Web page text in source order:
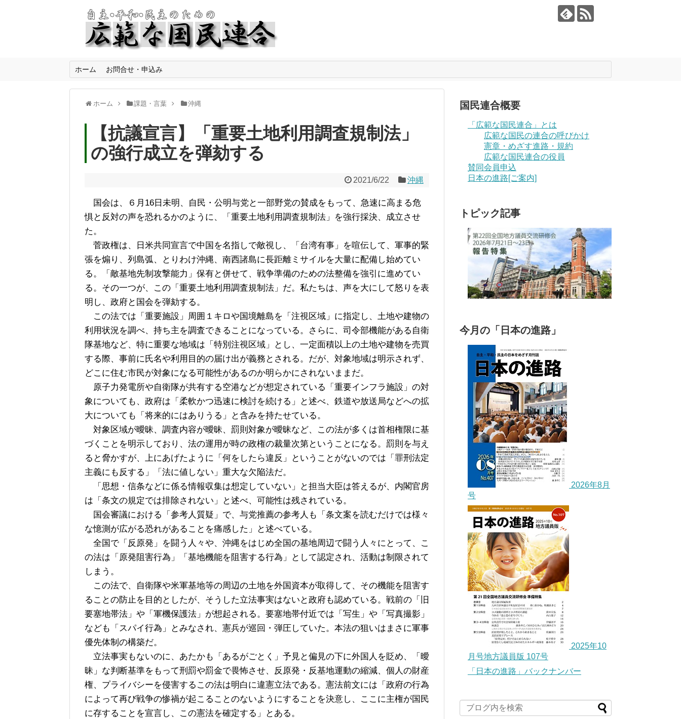
ホーム お問合せ・申込み
ホーム 課題・言葉 沖縄
【抗議宣言】「重要土地利用調査規制法」
の強行成立を弾劾する
2021/6/22 沖縄
国会は、６月16日未明、自民・公明与党と一部野党の賛成をもって、急速に高まる危
惧と反対の声を恐れるかのように、「重要土地利用調査規制法」を強行採決、成立させ
た。
菅政権は、日米共同宣言で中国を名指しで敵視し、「台湾有事」を喧伝して、軍事的緊
張を煽り、列島弧、とりわけ沖縄、南西諸島に長距離ミサイルを大量に配備し始めてい
る。「敵基地先制攻撃能力」保有と併せて、戦争準備のための法整備を強引に進めてい
る。その一つが、この「重要土地利用調査規制法」だ。私たちは、声を大にして怒りを表
明し、政府と国会を弾劾する。
この法では「重要施設」周囲１キロや国境離島を「注視区域」に指定し、土地や建物の
利用状況を調べ、持ち主を調査できることになっている。さらに、司令部機能がある自衛
隊基地など、特に重要な地域は「特別注視区域」とし、一定面積以上の土地や建物を売買
する際、事前に氏名や利用目的の届け出が義務とされる。だが、対象地域は明示されず、
どこに住む市民が対象になる可能性があるのか明らかにされないままだ。
原子力発電所や自衛隊が共有する空港などが想定されている「重要インフラ施設」の対
象についても、政府は「柔軟かつ迅速に検討を続ける」と述べ、鉄道や放送局などへの拡
大についても「将来的にはありうる」と含みを持たせている。
対象区域が曖昧、調査内容が曖昧、罰則対象が曖昧など、この法が多くは首相権限に基
づくことを明示しており、法の運用が時の政権の裁量次第ということになる。罰則を与え
ると脅かすが、上にあげたように「何をしたら違反」ということがないのでは「罪刑法定
主義にも反する」「法に値しない」重大な欠陥法だ。
「思想・信条などに係る情報収集は想定していない」と担当大臣は答えるが、内閣官房
は「条文の規定では排除されない」と述べ、可能性は残されている。
国会審議における「参考人質疑」で、与党推薦の参考人も「条文案を読むだけでは様々
な憶測が広がる恐れがあることを痛感した」と述べている。
全国で「反原発」を闘う人々や、沖縄をはじめ全国の基地周辺で闘う人々にとって、こ
の法は「原発阻害行為」「基地機能を阻害する行為」として認定され、活動は制限されて
しまう。
この法で、自衛隊や米軍基地等の周辺の土地を外国資本が取得して、その機能を阻害す
ることの防止を目的としたが、そうした立法事実はないと政府も認めている。戦前の「旧
要塞地帯法」や「軍機保護法」が想起される。要塞地帯付近では「写生」や「写真撮影」
なども「スパイ行為」とみなされ、憲兵が巡回・弾圧していた。本法の狙いはまさに軍事
優先体制の構築だ。
立法事実もないのに、あたかも「あるがごとく」予見と偏見の下に外国人を貶め、「曖
昧」な判断基準をもって刑罰や罰金で畏怖させ、反原発・反基地運動の縮減、個人の財産
権、プライバシーを侵害するこの法は明白に違憲立法である。憲法前文には「政府の行為
によって再び戦争の惨禍が起こることのないようにすることを決意し、ここに主権が国民
に存することを宣言し、この憲法を確定する」とある。
国民連合概要
「広範な国民連合」とは
広範な国民の連合の呼びかけ
憲章・めざす進路・規約
広範な国民連合の役員
賛同会員申込
日本の進路[ご案内]
トピック記事
今月の「日本の進路」
2026年8月
号
2025年10
月号地方議員版 107号
「日本の進路」バックナンバー